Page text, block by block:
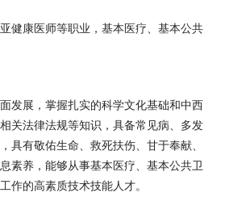
健康医师等职业，基本医疗、基本公共
发展，掌握扎实的科学文化基础和中西
关法律法规等知识，具备常见病、多发
具有敬佑生命、救死扶伤、甘于奉献、
素养，能够从事基本医疗、基本公共卫
作的高素质技术技能人才。